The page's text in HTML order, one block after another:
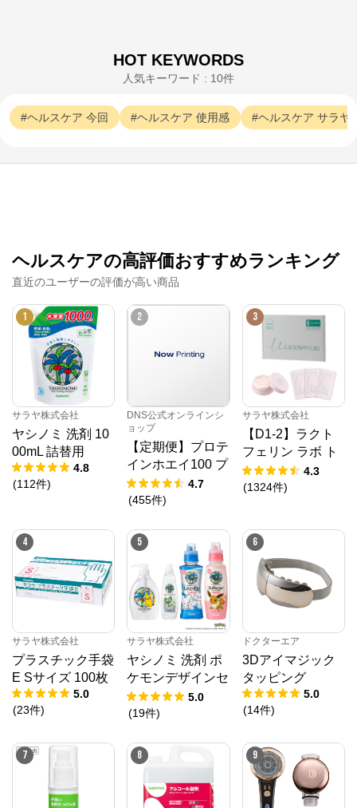
HOT KEYWORDS
人気キーワード : 10件
ヘルスケア 今回 ヘルスケア 使用感 ヘルスケア サラヤ
ヘルスケアの高評価おすすめランキング
直近のユーザーの評価が高い商品
1
サラヤ株式会社
ヤシノミ 洗剤 10
00mL 詰替用
4.8
(112件)
2
DNS公式オンラインシ
ョップ
【定期便】プロテ
インホエイ100 プ
レミアムチョコレ
ート風味 1,000g
4.7
(455件)
3
サラヤ株式会社
【D1-2】ラクト
フェリン ラボ ト
ライアルセット
【ゆうメール】
4.3
(1324件)
4
サラヤ株式会社
プラスチック手袋
E Sサイズ 100枚
5.0
(23件)
5
サラヤ株式会社
ヤシノミ 洗剤 ポ
ケモンデザインセ
ット
5.0
(19件)
6
ドクターエア
3Dアイマジック
タッピング
5.0
(14件)
7 8 9
公式ECサイト
※外部サイトが開きます
サラヤ株式会社 からのコメント
SARAYAの公式通販サイトです。
【家庭用】スーパー、ドラッグストアで販売している
商品
【業務用】お得な業務用商品、個人様もご購入可能
【医療従事者用】医療・福祉現場の“プロが使う商
品”と”感染対策情報”
3種の店舗をご用意しております。